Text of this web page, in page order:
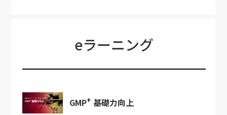
eラーニング
GMP+ 基礎力向上